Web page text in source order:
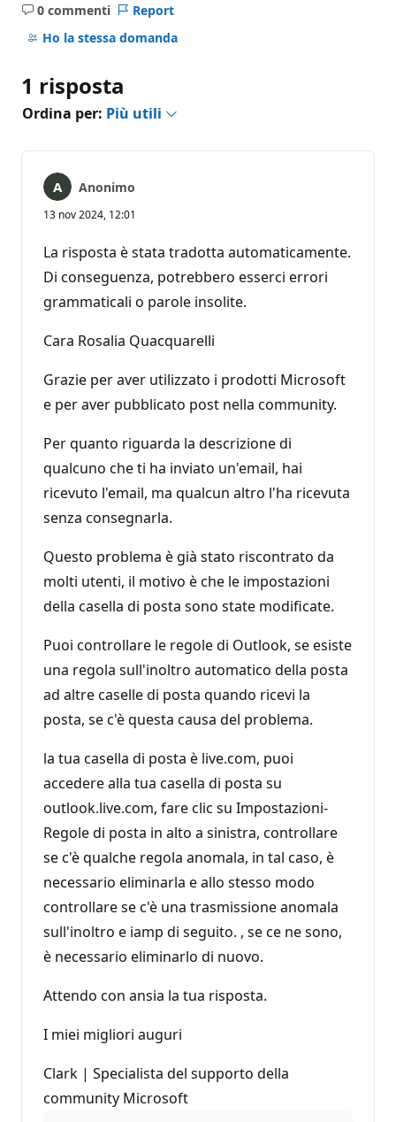
0 commenti
Nessun
commento
Report
Ho la stessa domanda
1 risposta
Ordina per: Più utili
Anonimo
13 nov 2024, 12:01
La risposta è stata tradotta automaticamente.
Di conseguenza, potrebbero esserci errori
grammaticali o parole insolite.
Cara Rosalia Quacquarelli
Grazie per aver utilizzato i prodotti Microsoft
e per aver pubblicato post nella community.
Per quanto riguarda la descrizione di
qualcuno che ti ha inviato un'email, hai
ricevuto l'email, ma qualcun altro l'ha ricevuta
senza consegnarla.
Questo problema è già stato riscontrato da
molti utenti, il motivo è che le impostazioni
della casella di posta sono state modificate.
Puoi controllare le regole di Outlook, se esiste
una regola sull'inoltro automatico della posta
ad altre caselle di posta quando ricevi la
posta, se c'è questa causa del problema.
la tua casella di posta è live.com, puoi
accedere alla tua casella di posta su
outlook.live.com, fare clic su Impostazioni-
Regole di posta in alto a sinistra, controllare
se c'è qualche regola anomala, in tal caso, è
necessario eliminarla e allo stesso modo
controllare se c'è una trasmissione anomala
sull'inoltro e iamp di seguito. , se ce ne sono,
è necessario eliminarlo di nuovo.
Attendo con ansia la tua risposta.
I miei migliori auguri
Clark | Specialista del supporto della
community Microsoft